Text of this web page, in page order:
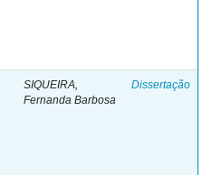
SIQUEIRA,
Fernanda Barbosa
Dissertação